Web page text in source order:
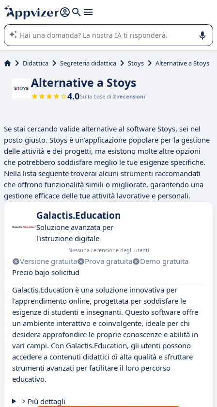
righe con
shift + enter
L'IA di Appvizer vi guida nell'utilizzo o nella scelta di un
software SaaS per la vostra azienda.
Didattica Segreteria didattica Stoys Alternative a Stoys
Alternative a Stoys
4.0Sulla base di 2 recensioni
Se stai cercando valide alternative al software Stoys, sei nel
posto giusto. Stoys è un’applicazione popolare per la gestione
delle attività e dei progetti, ma esistono molte altre opzioni
che potrebbero soddisfare meglio le tue esigenze specifiche.
Nella lista seguente troverai alcuni strumenti raccomandati
che offrono funzionalità simili o migliorate, garantendo una
gestione efficace delle tue attività lavorative e personali.
Galactis.Education
Soluzione avanzata per
l'istruzione digitale
Nessuna recensione degli utenti
Versione gratuita Prova gratuita
Demo gratuita
Precio bajo solicitud
Galactis.Education è una soluzione innovativa per
l'apprendimento online, progettata per soddisfare le
esigenze di studenti e insegnanti. Questo software offre
un ambiente interattivo e coinvolgente, ideale per chi
desidera approfondire le proprie conoscenze e abilità in
vari campi. Con Galactis.Education, gli utenti possono
accedere a contenuti didattici di alta qualità e sfruttare
strumenti avanzati per facilitare il loro percorso
educativo.
Più dettagli